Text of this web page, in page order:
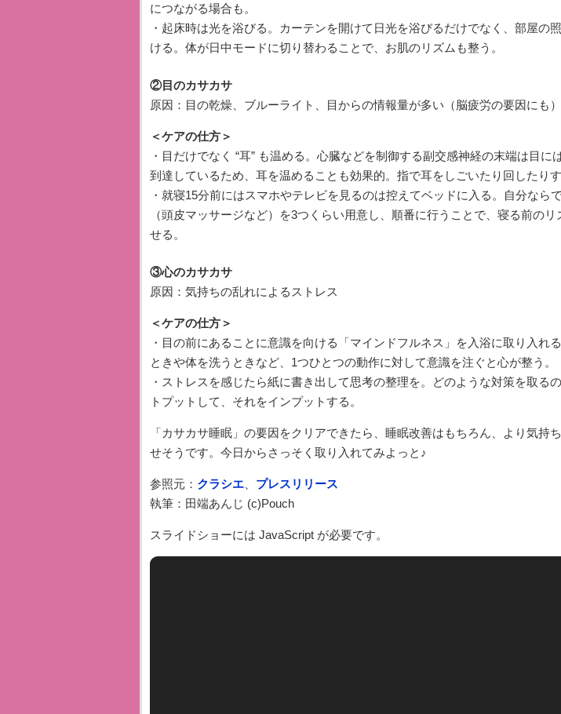
につながる場合も。
・起床時は光を浴びる。カーテンを開けて日光を浴びるだけでなく、部屋の
ける。体が日中モードに切り替わることで、お肌のリズムも整う。
②目のカサカサ
原因：目の乾燥、ブルーライト、目からの情報量が多い（脳疲労の要因にも）
＜ケアの仕方＞
・目だけでなく “耳” も温める。心臓などを制御する副交感神経の末端は目に
到達しているため、耳を温めることも効果的。指で耳をしごいたり回したり
・就寝15分前にはスマホやテレビを見るのは控えてベッドに入る。自分なら
（頭皮マッサージなど）を3つくらい用意し、順番に行うことで、寝る前のリ
せる。
③心のカサカサ
原因：気持ちの乱れによるストレス
＜ケアの仕方＞
・目の前にあることに意識を向ける「マインドフルネス」を入浴に取り入れ
ときや体を洗うときなど、1つひとつの動作に対して意識を注ぐと心が整う。
・ストレスを感じたら紙に書き出して思考の整理を。どのような対策を取る
トプットして、それをインプットする。
「カサカサ睡眠」の要因をクリアできたら、睡眠改善はもちろん、より気持
せそうです。今日からさっそく取り入れてみよっと♪
参照元： クラシエ、 プレスリリース
執筆：田端あんじ (c)Pouch
スライドショーには JavaScript が必要です。